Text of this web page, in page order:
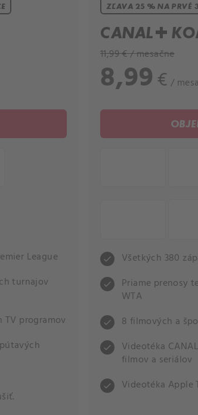
League
turnajov
programov
ZĽAVA 25 % NA PRVÉ
CANAL+
11,99 € / mesačne
8,99 € /
check Všetkých 380
check
Priame prenosy
WTA
check 8 filmových a
check
Videotéka
filmov a seriálov
check Videotéka Apple